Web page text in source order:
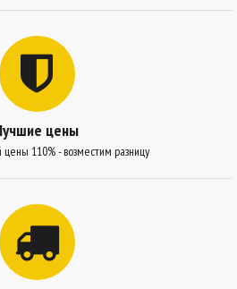
цены
цены 110% - возместим разницу